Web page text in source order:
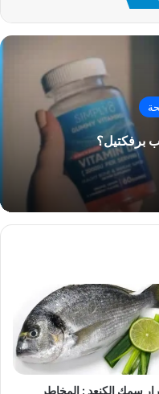
برفكتيل؟
سمك الكنعد : المخاطر